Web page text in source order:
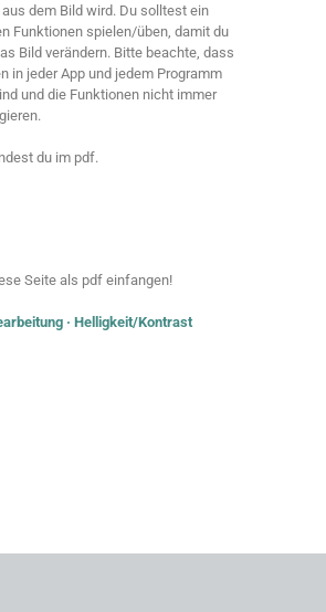
dem Bild wird. Du solltest ein
Funktionen spielen/üben, damit du
Bild verändern. Bitte beachte, dass
in jeder App und jedem Programm
und die Funktionen nicht immer
du im pdf.
Seite als pdf einfangen!
· Helligkeit/Kontrast